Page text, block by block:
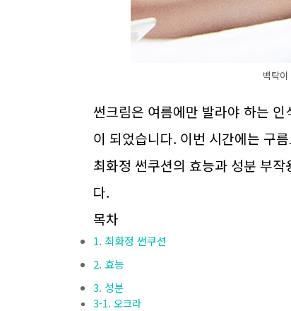
백탁
썬크림은 여름에만 발라야 하는
이 되었습니다. 이번 시간에는 구
최화정 썬쿠션의 효능과 성분 부
다.
목차
1. 최화정 썬쿠션
2. 효능
3. 성분
3-1. 오크라